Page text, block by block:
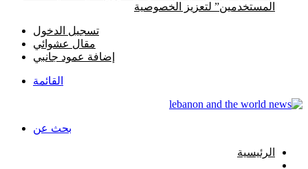
المستخدمين” لتعزيز الخصوصية
تسجيل الدخول
مقال عشوائي
إضافة عمود جانبي
القائمة
بحث عن
الرئيسية